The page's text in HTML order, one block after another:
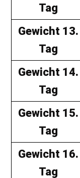
Tag
Gewicht 13.
Tag
Gewicht 14.
Tag
Gewicht 15.
Tag
Gewicht 16.
Tag